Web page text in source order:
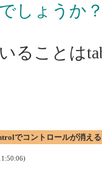
しょうか
ることは
でコントロールが消える